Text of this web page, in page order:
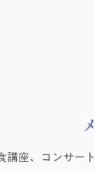
講座、コンサー